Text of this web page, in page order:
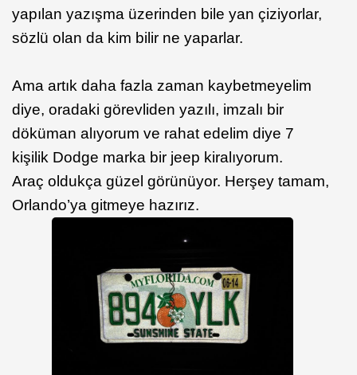
yapılan yazışma üzerinden bile yan çiziyorlar,
sözlü olan da kim bilir ne yaparlar.
Ama artık daha fazla zaman kaybetmeyelim
diye, oradaki görevliden yazılı, imzalı bir
döküman alıyorum ve rahat edelim diye 7
kişilik Dodge marka bir jeep kiralıyorum.
Araç oldukça güzel görünüyor. Herşey tamam,
Orlando’ya gitmeye hazırız.